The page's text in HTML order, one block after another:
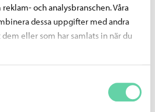
och analysbranschen. Våra
dessa uppgifter med andra
eller som har samlats in när du
Se även
Arbets- och lovdagar